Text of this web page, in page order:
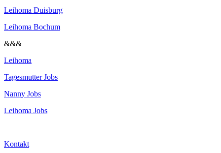
Leihoma Duisburg
Leihoma Bochum
&&&
Leihoma
Tagesmutter Jobs
Nanny Jobs
Leihoma Jobs
Kontakt